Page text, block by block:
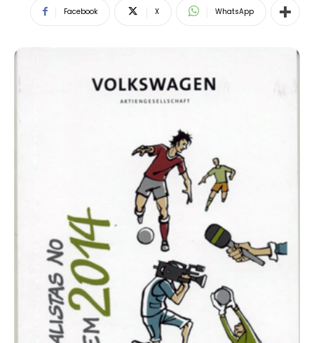
Facebook X WhatsApp